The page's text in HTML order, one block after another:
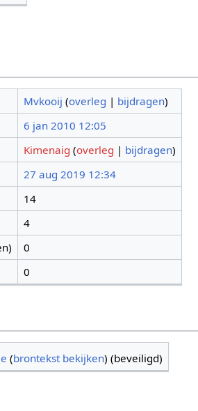
Mvkooij (overleg | bijdragen)
6 jan 2010 12:05
Kimenaig (overleg | bijdragen)
27 aug 2019 12:34
14
4
0
0
(brontekst bekijken) (beveiligd)